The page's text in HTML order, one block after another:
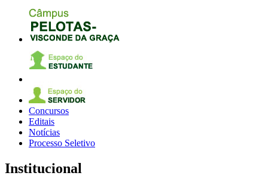
Concursos
Editais
Notícias
Processo Seletivo
Institucional